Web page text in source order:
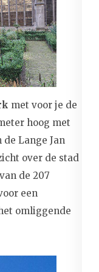
met voor je de
hoog met
Lange Jan
over de stad
de 207
een
omliggende